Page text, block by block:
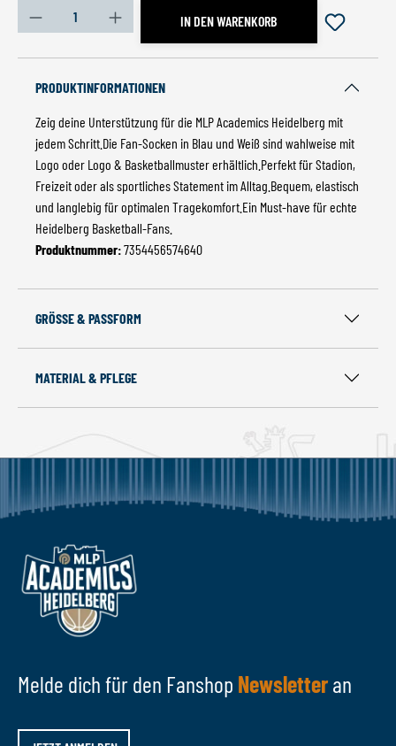
Produkt Anzahl: Gib den gewünschten Wert ein oder
IN DEN WARENKORB
PRODUKTINFORMATIONEN
Zeig deine Unterstützung für die MLP Academics Heidelberg mit
jedem Schritt.Die Fan-Socken in Blau und Weiß sind wahlweise mit
Logo oder Logo & Basketballmuster erhältlich.Perfekt für Stadion,
Freizeit oder als sportliches Statement im Alltag.Bequem, elastisch
und langlebig für optimalen Tragekomfort.Ein Must-have für echte
Heidelberg Basketball-Fans.
Produktnummer:7354456574640
GRÖSSE & PASSFORM
MATERIAL & PFLEGE
Melde dich für den Fanshop Newsletteran